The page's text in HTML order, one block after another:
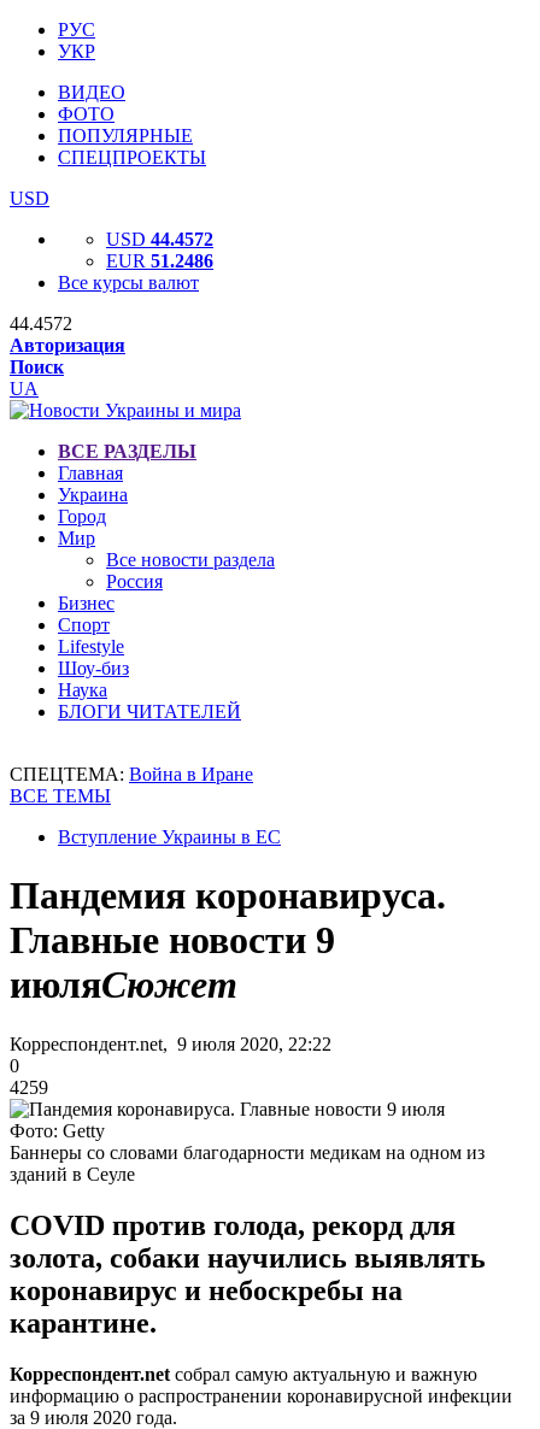
РУС
УКР
ВИДЕО
ФОТО
ПОПУЛЯРНЫЕ
СПЕЦПРОЕКТЫ
USD
USD 44.4572
EUR 51.2486
Все курсы валют
44.4572
Авторизация
Поиск
UA
ВСЕ РАЗДЕЛЫ
Главная
Украина
Город
Мир
Все новости раздела
Россия
Бизнес
Спорт
Lifestyle
Шоу-биз
Наука
БЛОГИ ЧИТАТЕЛЕЙ
СПЕЦТЕМА: Война в Иране
ВСЕ ТЕМЫ
Вступление Украины в ЕС
Пандемия коронавируса.
Главные новости 9
июляСюжет
Корреспондент.net, 9 июля 2020, 22:22
0
4259
Фото: Getty
Баннеры со словами благодарности медикам на одном из
зданий в Сеуле
COVID против голода, рекорд для
золота, собаки научились выявлять
коронавирус и небоскребы на
карантине.
Корреспондент.net собрал самую актуальную и важную
информацию о распространении коронавирусной инфекции
за 9 июля 2020 года.